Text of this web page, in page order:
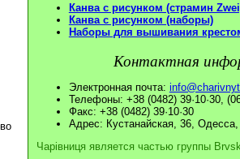
Канва с рисунком (страмин
Канва с рисунком (наборы)
Наборы для вышивания
Контактная
Электронная почта:
Телефоны: +38 (0482) 39·10·30,
Факс: +38 (0482) 39·10·30
Адрес: Кустанайская, 36, Одесса,
Чарівниця является частью группы